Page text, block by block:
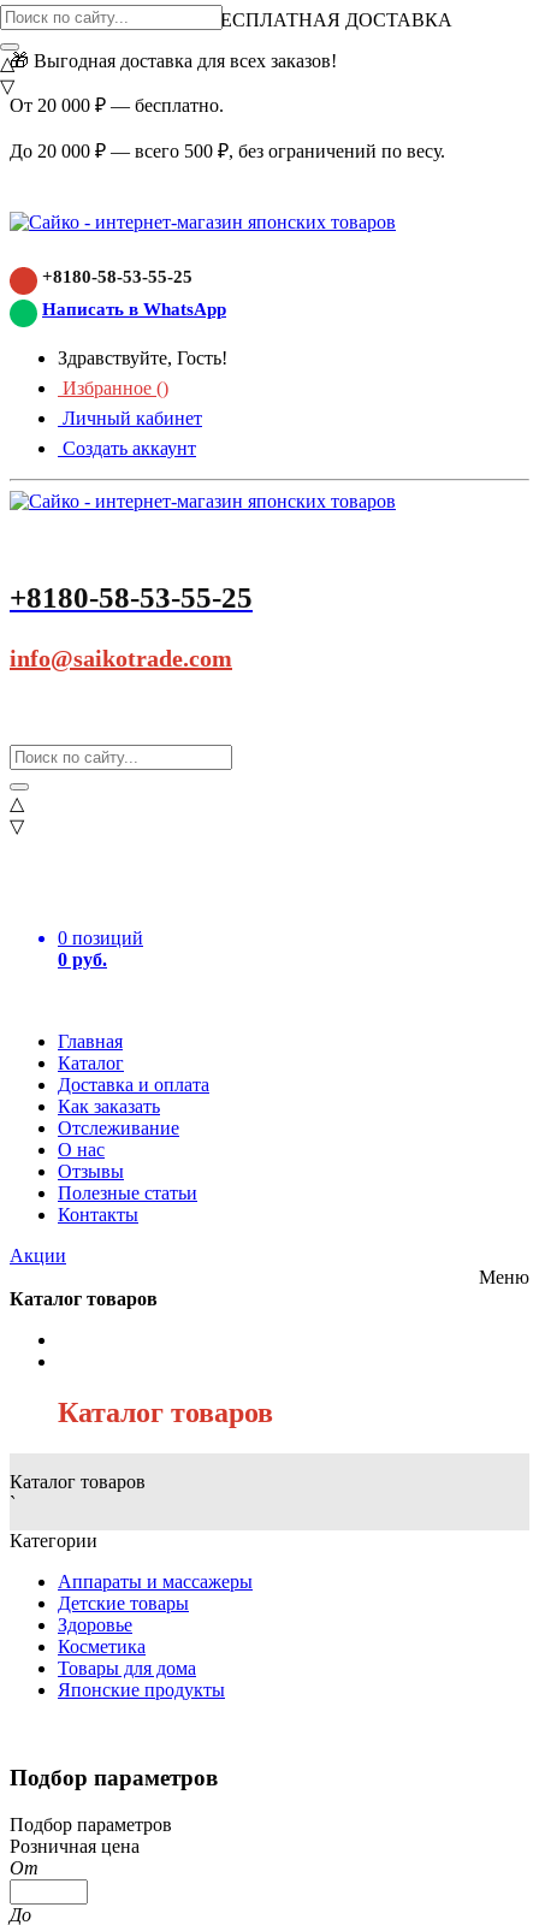
ВНИМАНИЕ АКЦИЯ!
БЕСПЛАТНАЯ ДОСТАВКА
🎁 Выгодная доставка для всех заказов!
От 20 000 ₽ — бесплатно.
До 20 000 ₽ — всего 500 ₽, без ограничений по весу.
+8180-58-53-55-25
Написать в WhatsApp
Здравствуйте, Гость!
Избранное ()
Личный кабинет
Создать аккаунт
+8180-58-53-55-25
info@saikotrade.com
△
▽
0 позиций
0 руб.
Главная
Каталог
Доставка и оплата
Как заказать
Отслеживание
О нас
Отзывы
Полезные статьи
Контакты
Акции
△
▽
Меню
Каталог товаров
Каталог товаров
Каталог товаров
`
Категории
Аппараты и массажеры
Детские товары
Здоровье
Косметика
Товары для дома
Японские продукты
Подбор параметров
Подбор параметров
Розничная цена
От
До